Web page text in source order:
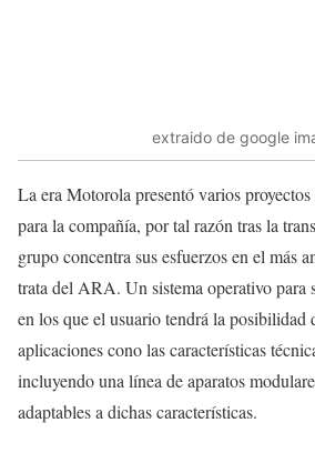
extraido de google
La era Motorola presentó varios
para la compañía, por tal razón tras la
grupo concentra sus esfuerzos en el más
trata del ARA. Un sistema operativo para
en los que el usuario tendrá la posibilidad
aplicaciones cono las características
incluyendo una línea de aparatos
adaptables a dichas características.